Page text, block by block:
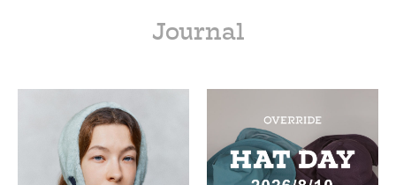
Journal